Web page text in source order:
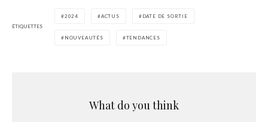
ÉTIQUETTES
2024 ACTUS DATE DE SORTIE
NOUVEAUTÉS TENDANCES
What do you think